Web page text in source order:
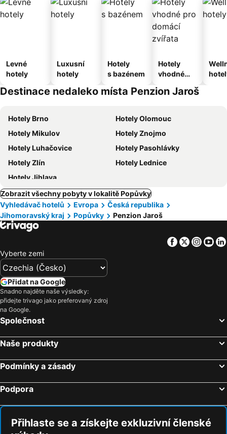
Levné
hotely
Luxusní
hotely
Hotely
s bazénem
Hotely
vhodné
domácí
Destinace nedaleko místa Penzion Jaroš
Hotely Brno
Hotely Olomouc
Hotely Mikulov
Hotely Znojmo
Hotely Luhačovice
Hotely Pasohlávky
Hotely Zlín
Hotely Lednice
Hotely Jihlava
Zobrazit všechny pobyty v lokalitě Popůvky
Vyhledávač hotelů
Evropa
Česká republika
Jihomoravský kraj
Popůvky Penzion Jaroš
Facebook
Twitter
Vyberte zemi
Přidat na Google
Snadno najděte naše výsledky:
přidejte trivago jako preferovaný zdroj
na Google.
Společnost
Naše produkty
Podmínky a zásady
Podpora
Přihlaste se a získejte exkluzivní členské